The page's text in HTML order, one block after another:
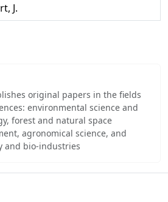
J.
original papers in the fields
environmental science and
forest and natural space
agronomical science, and
and bio-industries